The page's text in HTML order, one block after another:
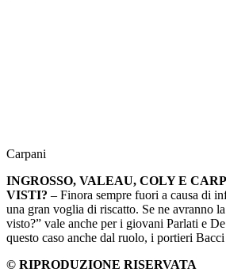
Carpani
INGROSSO, VALEAU, COLY E
VISTI? – Finora sempre fuori a causa di
una gran voglia di riscatto. Se ne avranno
visto?” vale anche per i giovani Parlati e
questo caso anche dal ruolo, i portieri
© RIPRODUZIONE RISERVATA